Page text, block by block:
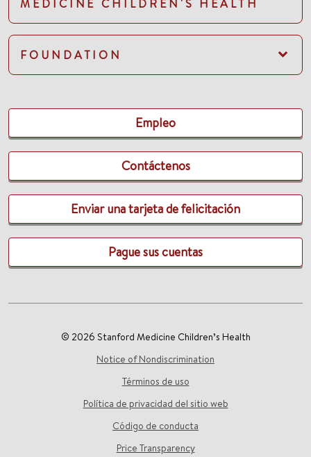
MEDICINE CHILDREN'S HEALTH
FOUNDATION
Empleo
Contáctenos
Enviar una tarjeta de felicitación
Pague sus cuentas
© 2026 Stanford Medicine Children’s Health
Notice of Nondiscrimination
Términos de uso
Política de privacidad del sitio web
Código de conducta
Price Transparency